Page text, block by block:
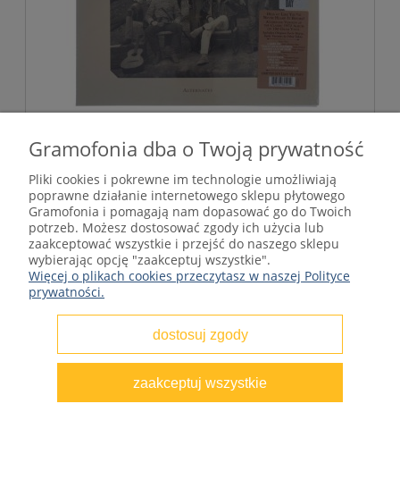
Crosby, Stills, Nash & Young - Deja Vu Alt.
RSD 2021, Limit. Ed.
96,75 zł
Cena regularna:129,00 zł
do koszyka
Gramofonia dba o Twoją prywatność
Pliki cookies i pokrewne im technologie umożliwiają
poprawne działanie internetowego sklepu płytowego
Gramofonia i pomagają nam dopasować go do Twoich
potrzeb. Możesz dostosować zgody ich użycia lub
zaakceptować wszystkie i przejść do naszego sklepu
wybierając opcję "zaakceptuj wszystkie".
Więcej o plikach cookies przeczytasz w naszej Polityce
prywatności.
dostosuj zgody
zaakceptuj wszystkie